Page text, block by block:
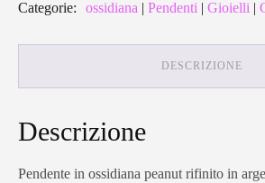
Categorie: ossidiana Pendenti Gioielli
DESCRIZIONE
Descrizione
Pendente in ossidiana peanut rifinito in